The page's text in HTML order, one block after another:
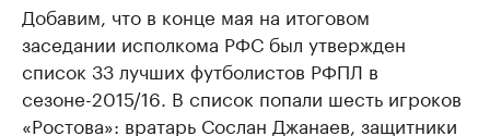
Добавим, что в конце мая на итоговом
заседании исполкома РФС был утвержден
список 33 лучших футболистов РФПЛ в
сезоне-2015/16. В список попали шесть игроков
«Ростова»: вратарь Сослан Джанаев, защитники